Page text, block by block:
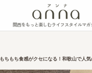
関西をもっと楽しむライフスタイルマガ
もちもち食感がクセになる！和歌山で人